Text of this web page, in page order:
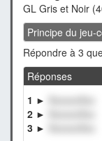
GL Gris et Noir
Principe du jeu-
Répondre à 3
Réponses
1 ►
2 ►
3 ►